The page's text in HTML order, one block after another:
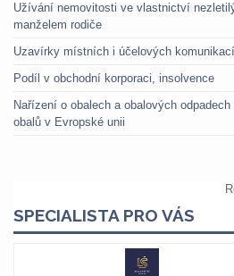
Užívání nemovitosti ve vlastnictví
manželem rodiče
Uzavírky místních i účelových
Podíl v obchodní korporaci, insolvence
Nařízení o obalech a obalových
obalů v Evropské unii